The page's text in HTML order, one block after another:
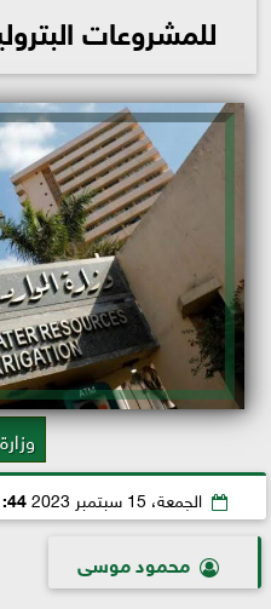
للمشروعات
الجمعة، 15 سبتمبر 2023
محمود موسى